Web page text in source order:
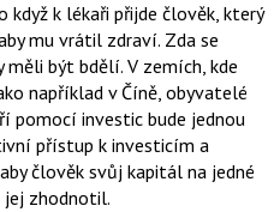
k lékaři přijde člověk, který
mu vrátil zdraví. Zda se
měli být bdělí. V zemích, kde
například v Číně, obyvatelé
pomocí investic bude jednou
přístup k investicím a
člověk svůj kapitál na jedné
jej zhodnotil.